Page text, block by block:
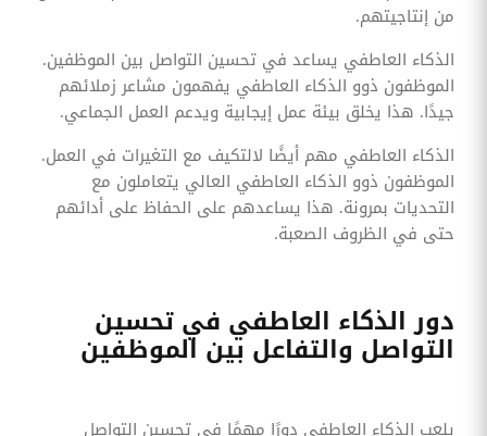
من إنتاجيتهم.
الذكاء العاطفي يساعد في تحسين التواصل بين الموظفين.
الموظفون ذوو الذكاء العاطفي يفهمون مشاعر زملائهم
جيدًا. هذا يخلق بيئة عمل إيجابية ويدعم العمل الجماعي.
الذكاء العاطفي مهم أيضًا لالتكيف مع التغيرات في العمل.
الموظفون ذوو الذكاء العاطفي العالي يتعاملون مع
التحديات بمرونة. هذا يساعدهم على الحفاظ على أدائهم
حتى في الظروف الصعبة.
دور الذكاء العاطفي في تحسين
التواصل والتفاعل بين الموظفين
يلعب الذكاء العاطفي دورًا مهمًا في تحسين التواصل